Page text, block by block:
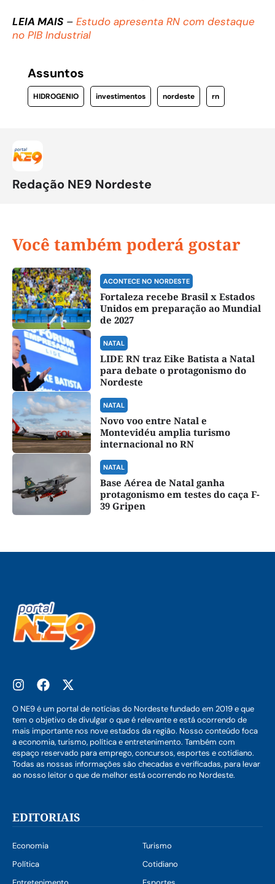
LEIA MAIS – Estudo apresenta RN com destaque
no PIB Industrial
Assuntos
HIDROGENIO investimentos nordeste rn
Redação NE9 Nordeste
Você também poderá gostar
ACONTECE NO NORDESTE
Fortaleza recebe Brasil x Estados
Unidos em preparação ao Mundial
de 2027
NATAL
LIDE RN traz Eike Batista a Natal
para debate o protagonismo do
Nordeste
NATAL
Novo voo entre Natal e
Montevidéu amplia turismo
internacional no RN
NATAL
Base Aérea de Natal ganha
protagonismo em testes do caça F-
39 Gripen
O NE9 é um portal de notícias do Nordeste fundado em 2019 e que
tem o objetivo de divulgar o que é relevante e está ocorrendo de
mais importante nos nove estados da região. Nosso conteúdo foca
a economia, turismo, política e entretenimento. Também com
espaço reservado para emprego, concursos, esportes e cotidiano.
Todas as nossas informações são checadas e verificadas, para levar
ao nosso leitor o que de melhor está ocorrendo no Nordeste.
EDITORIAIS
Economia
Turismo
Política
Cotidiano